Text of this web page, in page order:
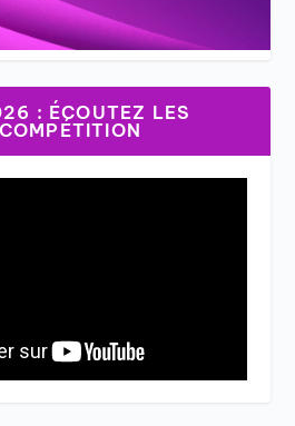
: ÉCOUTEZ LES